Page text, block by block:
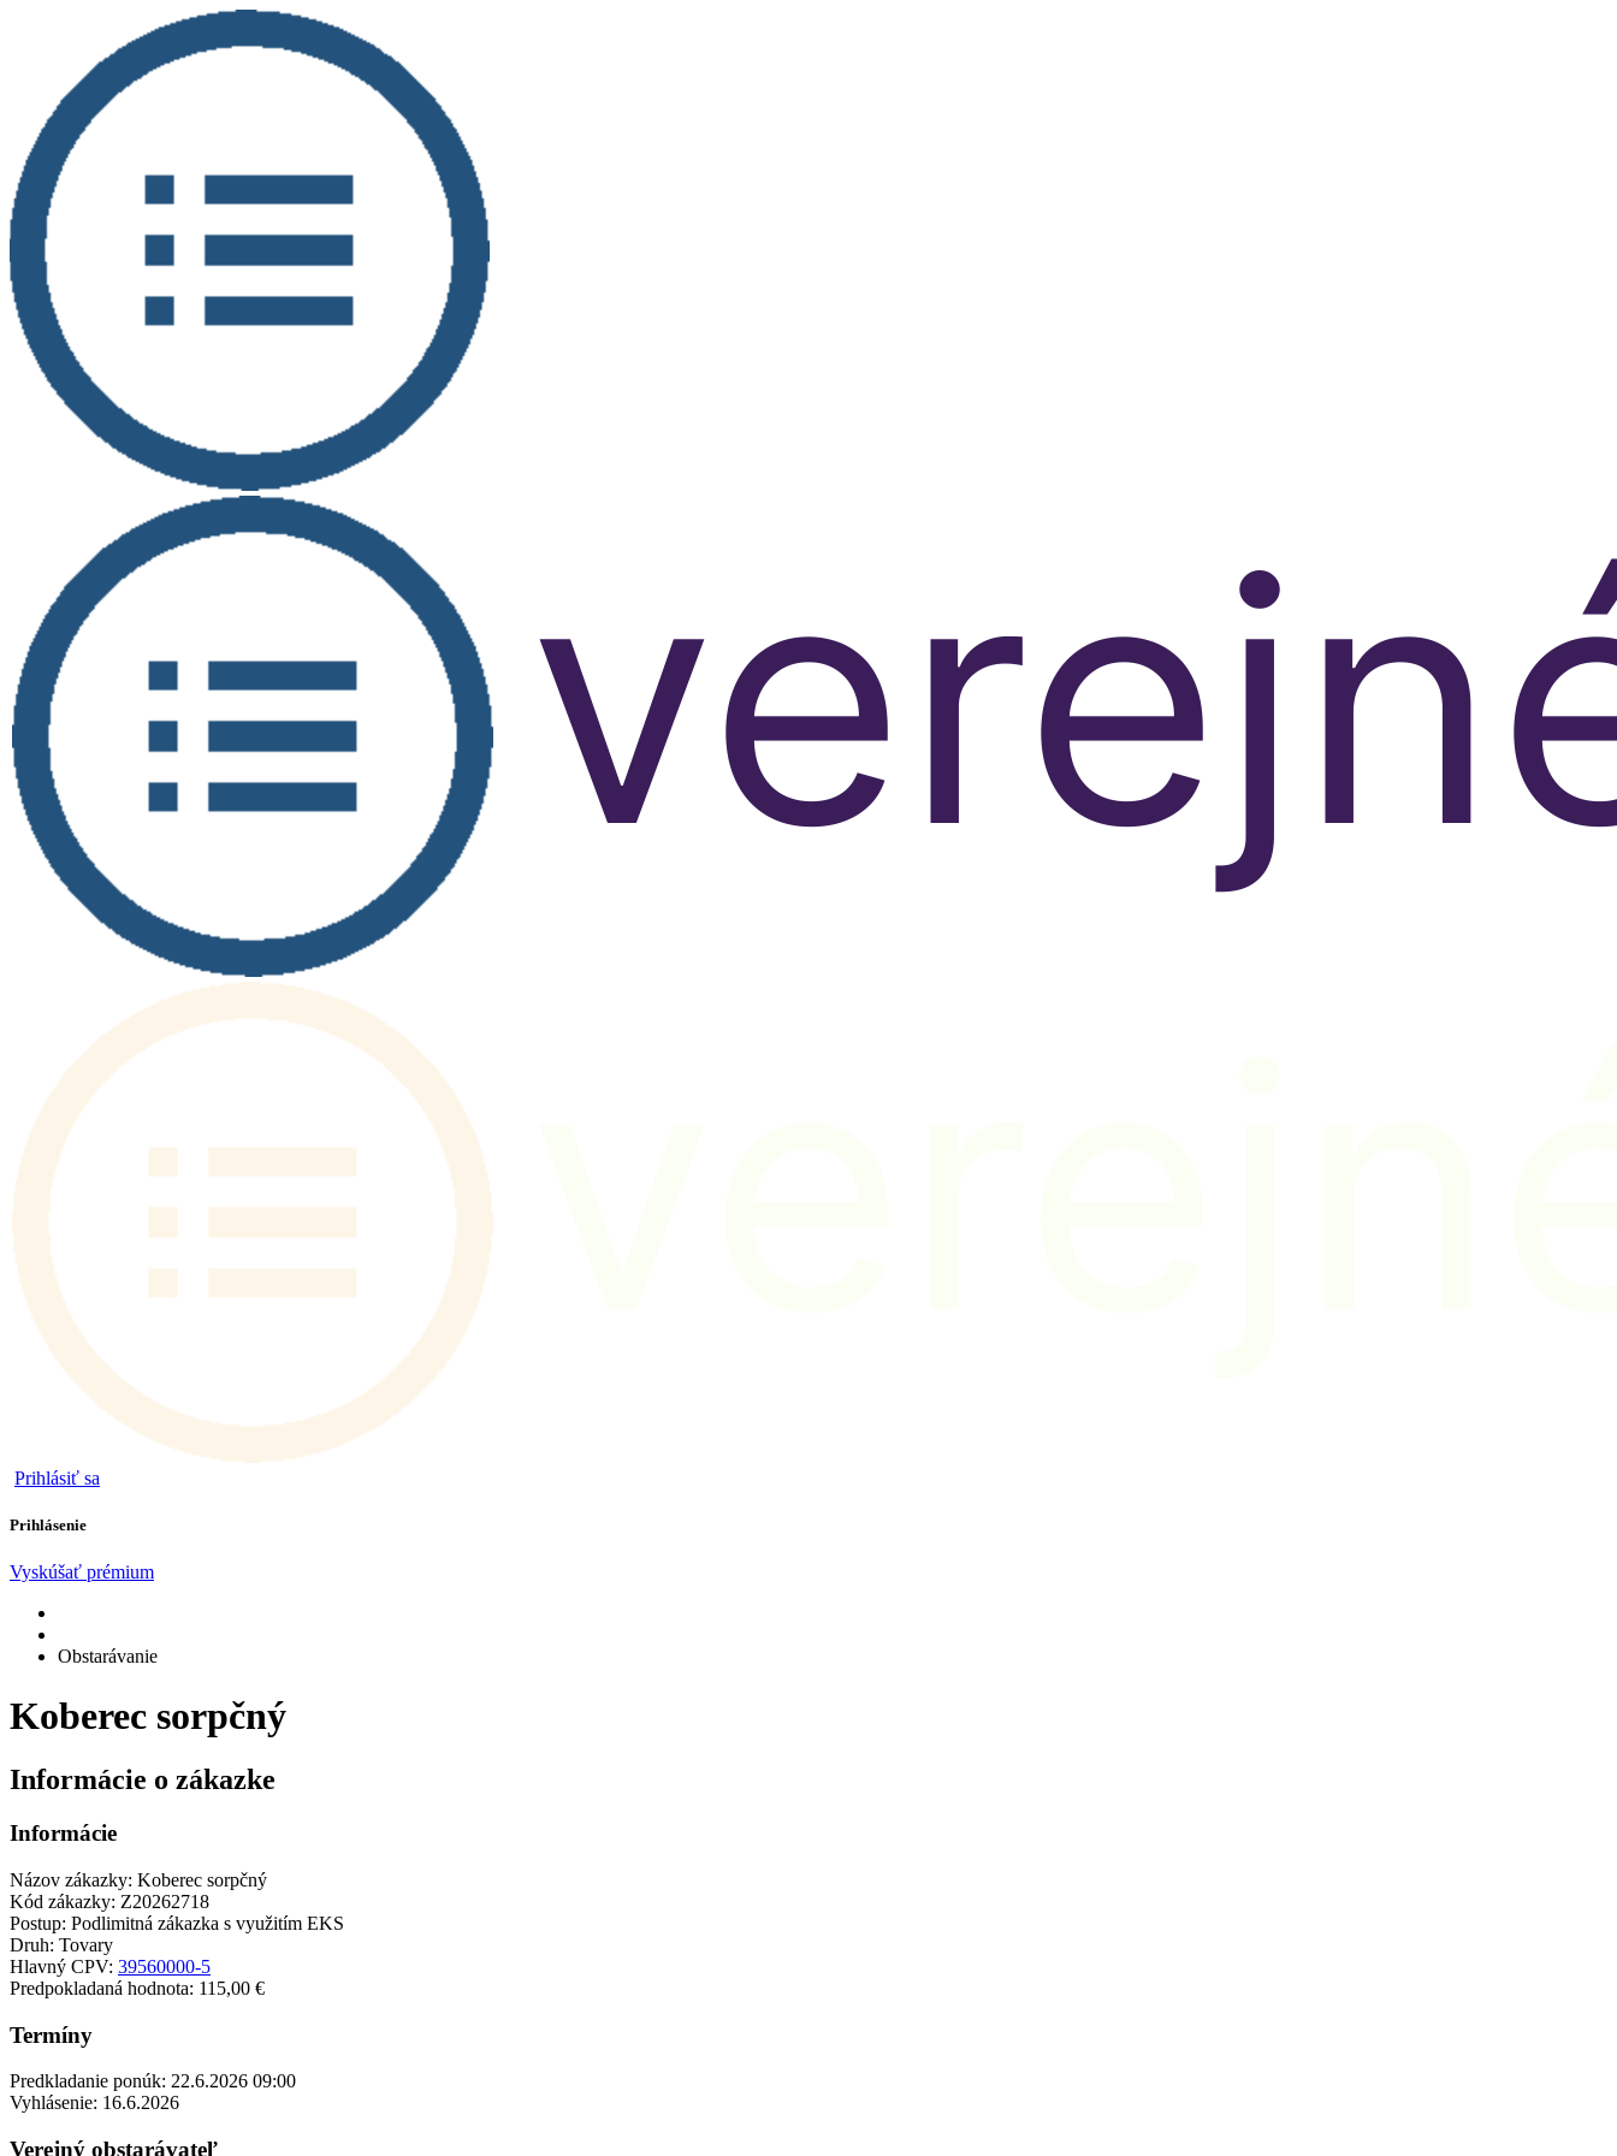
Prihlásiť sa
Prihlásenie
Vyskúšať prémium
Obstarávanie
Koberec sorpčný
Informácie o zákazke
Informácie
Názov zákazky: Koberec sorpčný
Kód zákazky: Z20262718
Postup: Podlimitná zákazka s využitím EKS
Druh: Tovary
Hlavný CPV: 39560000-5
Predpokladaná hodnota: 115,00 €
Termíny
Predkladanie ponúk: 22.6.2026 09:00
Vyhlásenie: 16.6.2026
Verejný obstarávateľ